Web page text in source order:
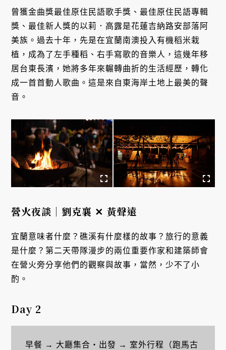
曾獲金曲獎最佳原住民語歌手獎、最佳原住民語專輯
獎、最佳新人獎的以莉．高露是花蓮吉納路安部落阿
美族。過去十年，先是在宜蘭南澳投入有機稻米栽
植，成為了左手種稻、右手寫歌的音樂人，這幾年移
居台東長濱，她將多年來輾轉曲折的生活經歷，轉化
成一首首動人歌曲。這是來自東海岸土地上最美的聲
音。
營火夜談｜劉克襄 ✕ 黃聲遠
宜蘭意味者什麼？礁溪有什麼樣的故事？旅行的意義
是什麼？第二天帶隊漫步的兩位重要作家和建築師會
在營火旁分享他們的觀察與故事，當然，少不了小
酌。
Day 2
早餐 → 大廳集合・出發 → 室外行程（跑馬古